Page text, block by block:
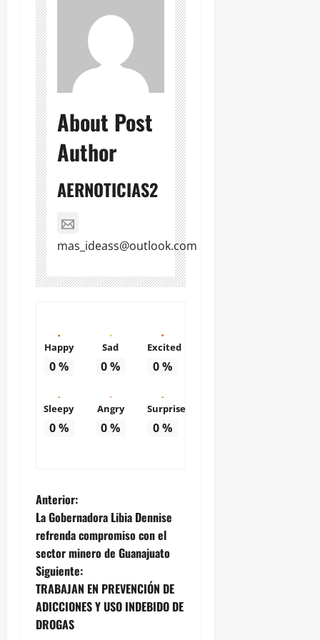
About Post
Author
AERNOTICIAS2
mas_ideass@outlook.com
Happy
0%
Sad
0%
Excited
0%
Sleepy
0%
Angry
0%
Surprise
0%
N
a
v
e
g
Anterior:
La Gobernadora Libia Dennise
refrenda compromiso con el
sector minero de Guanajuato
Siguiente:
TRABAJAN EN PREVENCIÓN DE
ADICCIONES Y USO INDEBIDO DE
DROGAS